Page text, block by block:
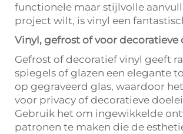
functionele maar stijlvolle
project wilt, is vinyl een
Vinyl, gefrost of voor decoratieve
Gefrost of decoratief vinyl geeft
spiegels of glazen een elegante
op gegraveerd glas, waardoor
voor privacy of decoratieve
Gebruik het om ingewikkelde
patronen te maken die de